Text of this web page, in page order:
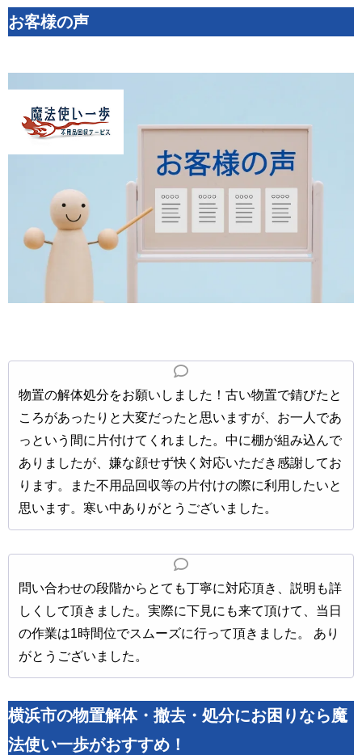
お客様の声
物置の解体処分をお願いしました！古い物置で錆びたと
ころがあったりと大変だったと思いますが、お一人であ
っという間に片付けてくれました。中に棚が組み込んで
ありましたが、嫌な顔せず快く対応いただき感謝してお
ります。また不用品回収等の片付けの際に利用したいと
思います。寒い中ありがとうございました。
問い合わせの段階からとても丁寧に対応頂き、説明も詳
しくして頂きました。実際に下見にも来て頂けて、当日
の作業は1時間位でスムーズに行って頂きました。 あり
がとうございました。
横浜市の物置解体・撤去・処分にお困りなら魔
法使い一歩がおすすめ！